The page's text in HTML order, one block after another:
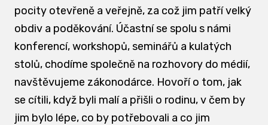
pocity otevřeně a veřejně, za což jim patří velký
obdiv a poděkování. Účastní se spolu s námi
konferencí, workshopů, seminářů a kulatých
stolů, chodíme společně na rozhovory do médií,
navštěvujeme zákonodárce. Hovoří o tom, jak
se cítili, když byli malí a přišli o rodinu, v čem by
jim bylo lépe, co by potřebovali a co jim